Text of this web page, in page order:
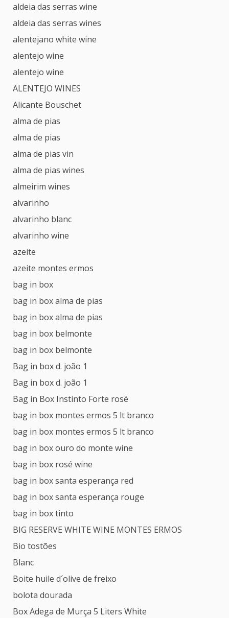
aldeia das serras wine
aldeia das serras wines
alentejano white wine
alentejo wine
alentejo wine
ALENTEJO WINES
Alicante Bouschet
alma de pias
alma de pias
alma de pias vin
alma de pias wines
almeirim wines
alvarinho
alvarinho blanc
alvarinho wine
azeite
azeite montes ermos
bag in box
bag in box alma de pias
bag in box alma de pias
bag in box belmonte
bag in box belmonte
Bag in box d. joão 1
Bag in box d. joão 1
Bag in Box Instinto Forte rosé
bag in box montes ermos 5 lt branco
bag in box montes ermos 5 lt branco
bag in box ouro do monte wine
bag in box rosé wine
bag in box santa esperança red
bag in box santa esperança rouge
bag in box tinto
BIG RESERVE WHITE WINE MONTES ERMOS
Bio tostões
Blanc
Boite huile d´olive de freixo
bolota dourada
Box Adega de Murça 5 Liters White